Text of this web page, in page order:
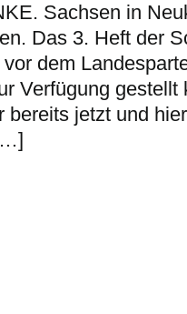
Sachsen in
Das 3. Heft der
dem
Verfügung gestellt
bereits jetzt und